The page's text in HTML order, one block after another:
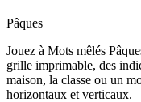
Pâques
Jouez à Mots mêlés
grille imprimable, des
maison, la classe ou un
horizontaux et verticaux.